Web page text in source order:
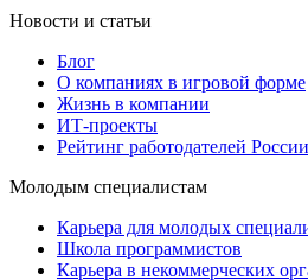
Новости и статьи
Блог
О компаниях в игровой форме
Жизнь в компании
ИТ-проекты
Рейтинг работодателей России
Молодым специалистам
Карьера для молодых
Школа программистов
Карьера в некоммерческих